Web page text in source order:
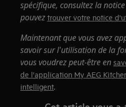
spécifique, consultez la
pouveztrouver votre notice
Maintenant que vous avez
savoir sur l'utilisation de la
vous voudrez peut-être en
de l'application My AEG
intelligent.